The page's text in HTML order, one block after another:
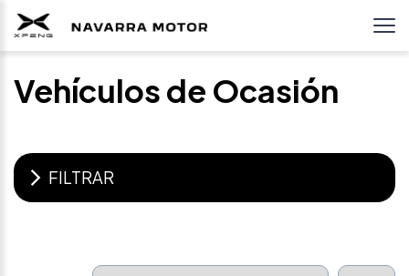
Vehículos de Ocasión
FILTRAR